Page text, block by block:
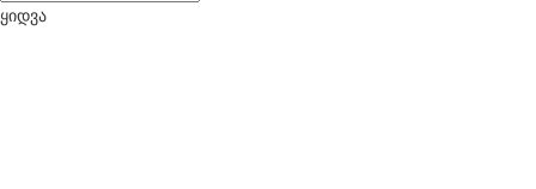
ყიდვა